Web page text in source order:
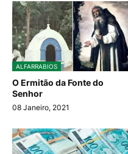
ALFARRABIOS
O Ermitão da Fonte do
Senhor
08 Janeiro, 2021